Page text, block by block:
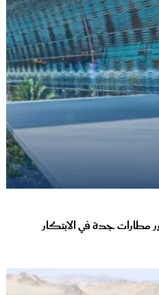
مطارات جدة في الابتكار